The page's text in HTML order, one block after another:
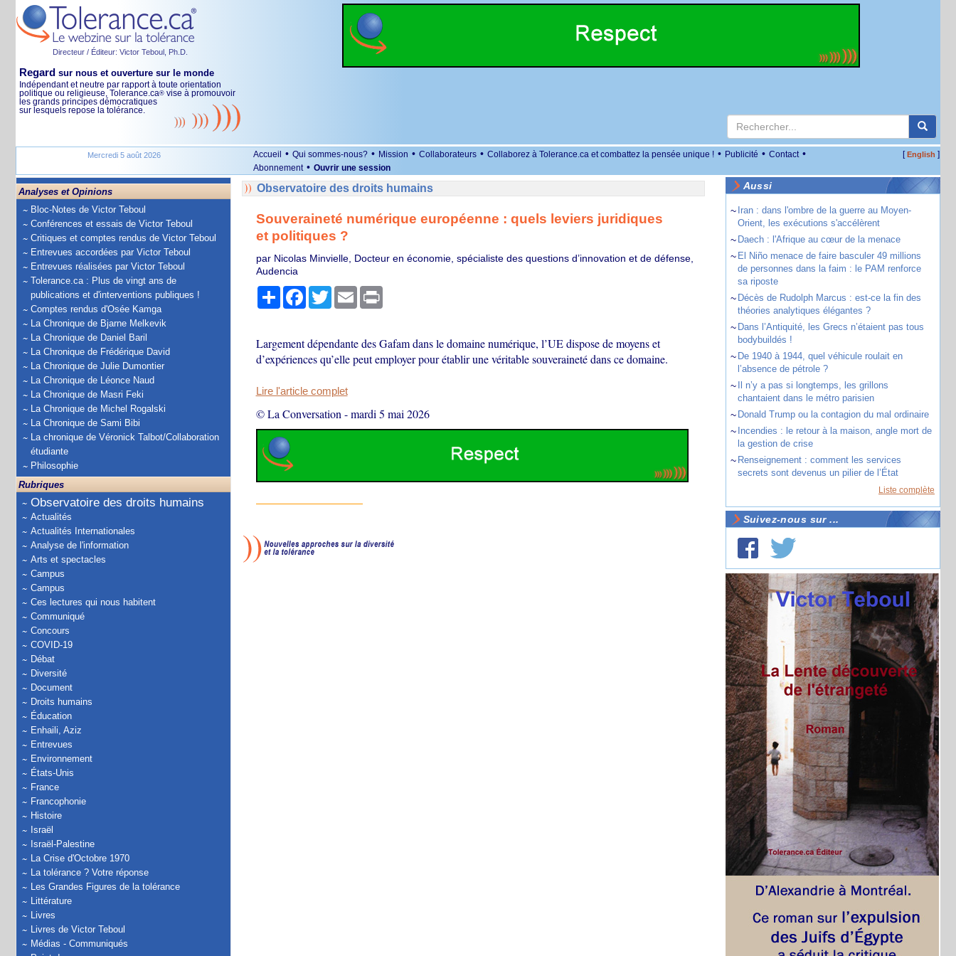
Directeur / Éditeur: Victor Teboul, Ph.D.
Regard sur nous et ouverture sur le monde
Indépendant et neutre par rapport à toute orientation
politique ou religieuse, Tolerance.ca® vise à promouvoir
les grands principes démocratiques
sur lesquels repose la tolérance.
Mercredi 5 août 2026 Accueil • Qui sommes-nous? • Mission • Collaborateurs • Collaborez à Tolerance.ca et combattez la pensée unique ! • Publicité • Contact •
Abonnement • Ouvrir une session
[English ]
Analyses et Opinions
Bloc-Notes de Victor Teboul
Conférences et essais de Victor Teboul
Critiques et comptes rendus de Victor Teboul
Entrevues accordées par Victor Teboul
Entrevues réalisées par Victor Teboul
Tolerance.ca : Plus de vingt ans de
publications et d'interventions publiques !
Comptes rendus d'Osée Kamga
La Chronique de Bjarne Melkevik
La Chronique de Daniel Baril
La Chronique de Frédérique David
La Chronique de Julie Dumontier
La Chronique de Léonce Naud
La Chronique de Masri Feki
La Chronique de Michel Rogalski
La Chronique de Sami Bibi
La chronique de Véronick Talbot/Collaboration
étudiante
Philosophie
Rubriques
Observatoire des droits humains
Actualités
Actualités Internationales
Analyse de l'information
Arts et spectacles
Campus
Campus
Ces lectures qui nous habitent
Communiqué
Concours
COVID-19
Débat
Diversité
Document
Droits humains
Éducation
Enhaili, Aziz
Entrevues
Environnement
États-Unis
France
Francophonie
Histoire
Israël
Israël-Palestine
La Crise d'Octobre 1970
La tolérance ? Votre réponse
Les Grandes Figures de la tolérance
Littérature
Livres
Livres de Victor Teboul
Médias - Communiqués
Observatoire des droits humains
Souveraineté numérique européenne : quels leviers juridiques
et politiques ?
par Nicolas Minvielle, Docteur en économie, spécialiste des questions d’innovation et de défense,
Audencia
PartagerFacebook
TwitterEmail Print
Largement dépendante des Gafam dans le domaine numérique, l’UE dispose de moyens et
d’expériences qu’elle peut employer pour établir une véritable souveraineté dans ce domaine.
Lire l'article complet
© La Conversation -mardi 5 mai 2026
Aussi
~ Iran : dans l'ombre de la guerre au Moyen-
Orient, les exécutions s'accélèrent
~ Daech : l'Afrique au cœur de la menace
~ El Niño menace de faire basculer 49 millions
de personnes dans la faim : le PAM renforce
sa riposte
~ Décès de Rudolph Marcus : est-ce la fin des
théories analytiques élégantes ?
~ Dans l’Antiquité, les Grecs n’étaient pas tous
bodybuildés !
~ De 1940 à 1944, quel véhicule roulait en
l’absence de pétrole ?
~
Il n’y a pas si longtemps, les grillons
chantaient dans le métro parisien
~ Donald Trump ou la contagion du mal ordinaire
~ Incendies : le retour à la maison, angle mort de
la gestion de crise
~ Renseignement : comment les services
secrets sont devenus un pilier de l’État
Liste complète
Suivez-nous sur ...